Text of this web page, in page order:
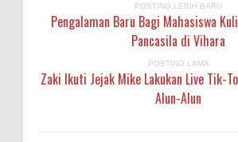
POSTING LEBIH BARU
Pengalaman Baru Bagi Mahasiswa
Pancasila di Vihara
POSTING LAMA
Zaki Ikuti Jejak Mike Lakukan Live Tik-
Alun-Alun